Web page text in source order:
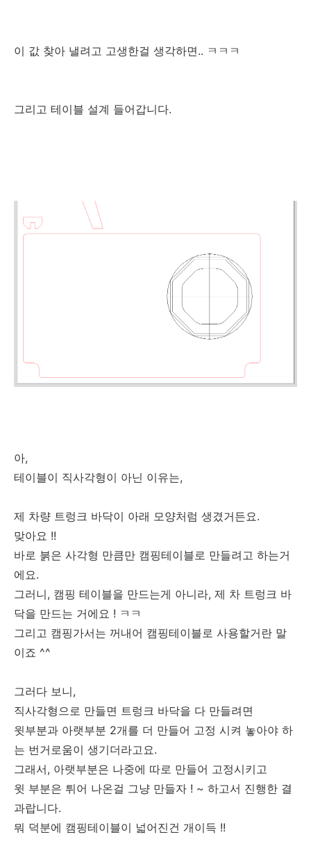
이 값 찾아 낼려고 고생한걸 생각하면.. ㅋㅋㅋ
그리고 테이블 설계 들어갑니다.
아,
테이블이 직사각형이 아닌 이유는,
제 차량 트렁크 바닥이 아래 모양처럼 생겼거든요.
맞아요 !!
바로 붉은 사각형 만큼만 캠핑테이블로 만들려고 하는거
에요.
그러니, 캠핑 테이블을 만드는게 아니라, 제 차 트렁크 바
닥을 만드는 거에요 ! ㅋㅋ
그리고 캠핑가서는 꺼내어 캠핑테이블로 사용할거란 말
이죠 ^^
그러다 보니,
직사각형으로 만들면 트렁크 바닥을 다 만들려면
윗부분과 아랫부분 2개를 더 만들어 고정 시켜 놓아야 하
는 번거로움이 생기더라고요.
그래서, 아랫부분은 나중에 따로 만들어 고정시키고
윗 부분은 튀어 나온걸 그냥 만들자 ! ~ 하고서 진행한 결
과랍니다.
뭐 덕분에 캠핑테이블이 넓어진건 개이득 !!